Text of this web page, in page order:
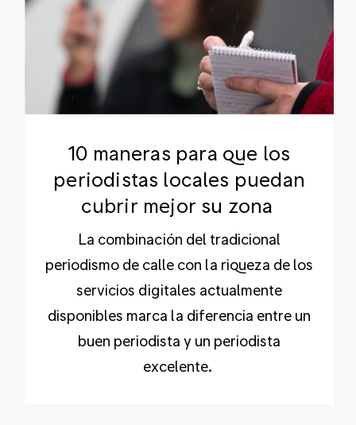
10 maneras para que los
periodistas locales puedan
cubrir mejor su zona
La combinación del tradicional
periodismo de calle con la riqueza de los
servicios digitales actualmente
disponibles marca la diferencia entre un
buen periodista y un periodista
excelente.